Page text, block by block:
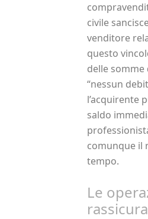
civile
venditore
questo
delle somme
“nessun
l’acquirente
saldo
comunque il
tempo.
Le